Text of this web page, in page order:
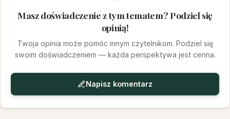
Masz doświadczenie z tym tematem? Podziel się
opinią!
Twoja opinia może pomóc innym czytelnikom. Podziel się
swoim doświadczeniem — każda perspektywa jest cenna.
Napisz komentarz